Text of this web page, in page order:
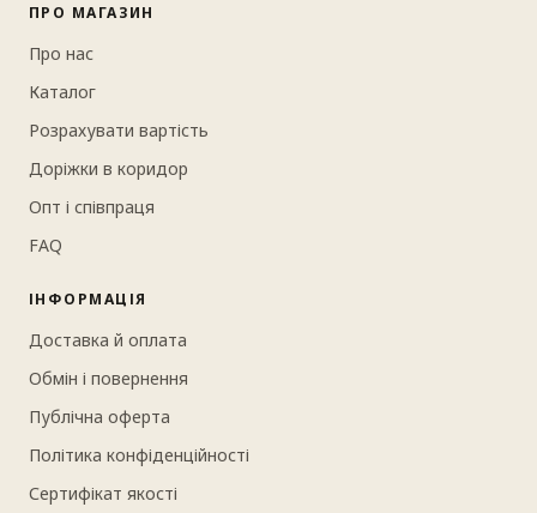
ПРО МАГАЗИН
Про нас
Каталог
Розрахувати вартість
Доріжки в коридор
Опт і співпраця
FAQ
ІНФОРМАЦІЯ
Доставка й оплата
Обмін і повернення
Публічна оферта
Політика конфіденційності
Сертифікат якості